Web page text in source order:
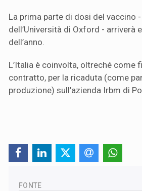
La prima parte di dosi del vaccino
dell’Università di Oxford - arriverà
dell’anno.
L’Italia è coinvolta, oltreché come
contratto, per la ricaduta (come
produzione) sull’azienda Irbm di
FONTE